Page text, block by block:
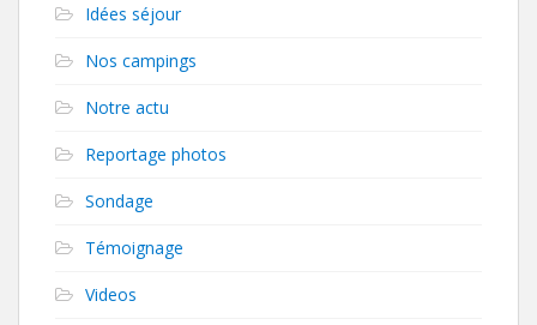
Idées séjour
Nos campings
Notre actu
Reportage photos
Sondage
Témoignage
Videos